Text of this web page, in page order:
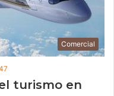
Comercial
turismo en